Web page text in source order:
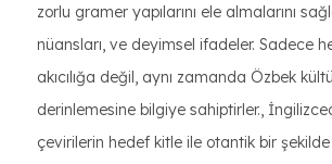
zorlu gramer yapılarını ele almalarını
nüansları, ve deyimsel ifadeler. Sadece
akıcılığa değil, aynı zamanda Özbek
derinlemesine bilgiye sahiptirler.,
çevirilerin hedef kitle ile otantik bir şekilde